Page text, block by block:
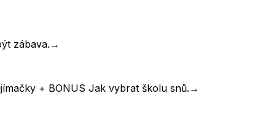
zábava. →
+ BONUS Jak vybrat školu snů. →